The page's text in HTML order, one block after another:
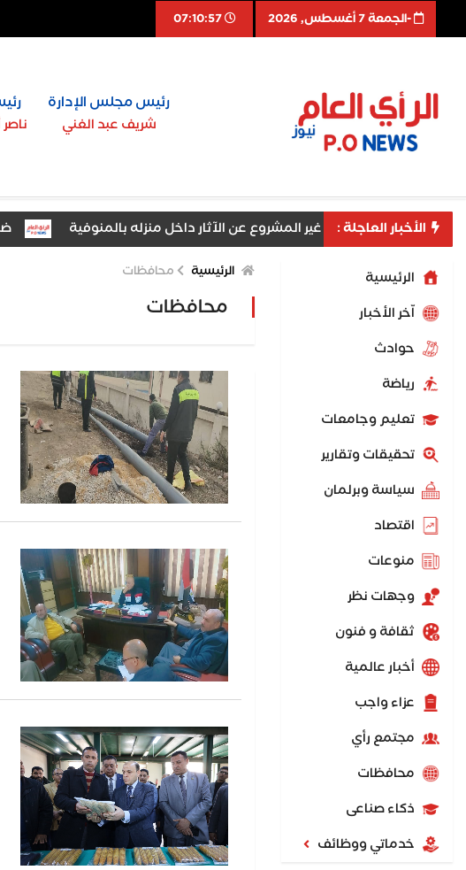
-الجمعة 7 أغسطس, 2026 07:10:58
رئيس مجلس الإدارة
شريف عبد الغني
الأخبار العاجلة :
بالتنقيب غير المشروع عن الآثار داخل منزله بالمنوفية ضبط
الرئيسية
اّخر الأخبار
حوادث
رياضة
تعليم وجامعات
تحقيقات وتقارير
سياسة وبرلمان
اقتصاد
منوعات
وجهات نظر
ثقافة و فنون
أخبار عالمية
عزاء واجب
مجتمع رأي
محافظات
ذكاء صناعى
خدماتي ووظائف
الرئيسية محافظات
محافظات